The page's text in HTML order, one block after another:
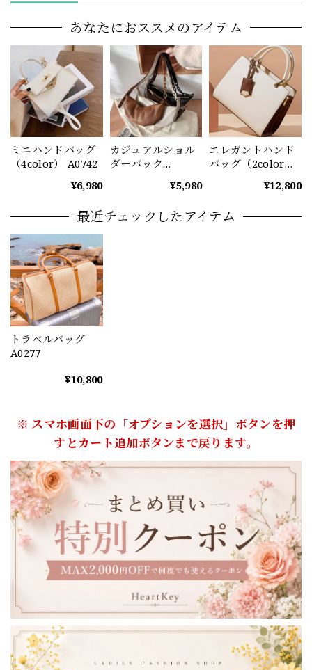
あなたにおススメのアイテム
ミニハンドバッグ
（4color） A0742
¥6,980
カジュアルショル
ダーバック
¥5,980
エレガントハンド
バッグ（2color）
¥12,800
最近チェックしたアイテム
トラベルバッグ
A0277
¥10,800
※ スマホ画面下の「オプションを選択」ボタンを押
すとカート追加ボタンまで戻ります。